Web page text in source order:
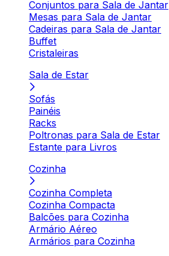
Conjuntos para Sala de Jantar
Mesas para Sala de Jantar
Cadeiras para Sala de Jantar
Buffet
Cristaleiras
Sala de Estar
Sofás
Painéis
Racks
Poltronas para Sala de Estar
Estante para Livros
Cozinha
Cozinha Completa
Cozinha Compacta
Balcões para Cozinha
Armário Aéreo
Armários para Cozinha